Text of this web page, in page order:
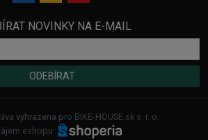
NOVINKY NA E-MAIL
ODEBÍRAT
vyhrazena pro BIKE-HOUSE.sk s. r. o.
eshopu